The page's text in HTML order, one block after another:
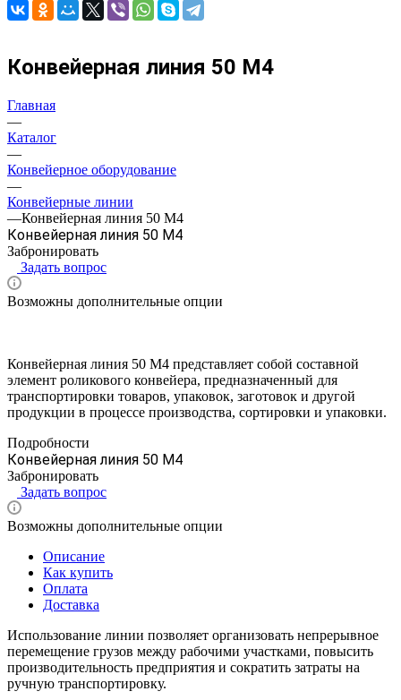
Конвейерная линия 50 М4
Главная
—
Каталог
—
Конвейерное оборудование
—
Конвейерные линии
—Конвейерная линия 50 М4
Конвейерная линия 50 М4
Забронировать
Задать вопрос
Возможны дополнительные опции
Конвейерная линия 50 М4 представляет собой составной
элемент роликового конвейера, предназначенный для
транспортировки товаров, упаковок, заготовок и другой
продукции в процессе производства, сортировки и упаковки.
Подробности
Конвейерная линия 50 М4
Забронировать
Задать вопрос
Возможны дополнительные опции
Описание
Как купить
Оплата
Доставка
Использование линии позволяет организовать непрерывное
перемещение грузов между рабочими участками, повысить
производительность предприятия и сократить затраты на
ручную транспортировку.